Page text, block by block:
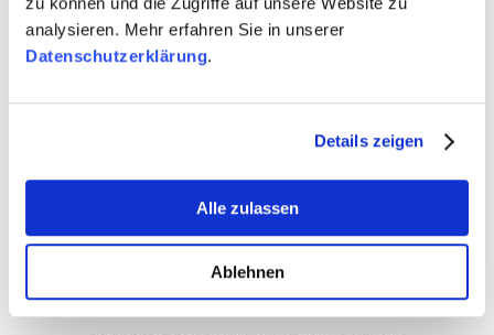
analysieren. Mehr erfahren Sie in unserer
Datenschutzerklärung.
Details zeigen
Alle zulassen
Ablehnen
Perspektiven in der Kommunikation. Jochen steht für
eine der erfolgreichsten Markenpersönlichkeiten
jetzt bei BETTERTRUST ein.
mehr als ein Name-Dropping.
Das ist ein gemeinsamer Aufbruch.